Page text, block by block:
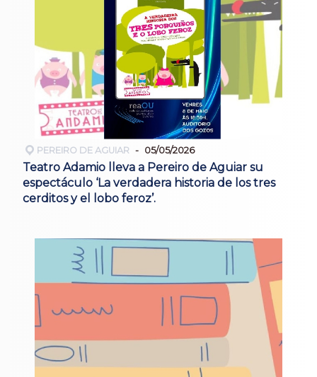
PEREIRO DE AGUIAR 05/05/2026
Teatro Adamio lleva a Pereiro de Aguiar su
espectáculo ‘La verdadera historia de los tres
cerditos y el lobo feroz’.